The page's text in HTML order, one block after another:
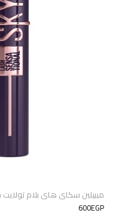
ميبيلين سكاى هاى بلام
600EGP